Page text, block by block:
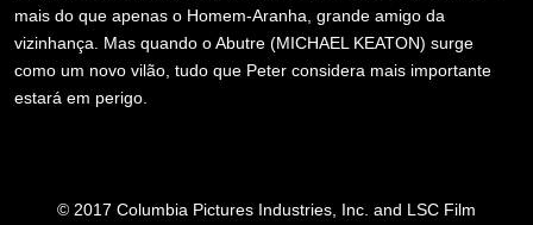
mais do que apenas o Homem-Aranha, grande amigo da
vizinhança. Mas quando o Abutre (MICHAEL KEATON) surge
como um novo vilão, tudo que Peter considera mais importante
estará em perigo.
© 2017 Columbia Pictures Industries, Inc. and LSC Film